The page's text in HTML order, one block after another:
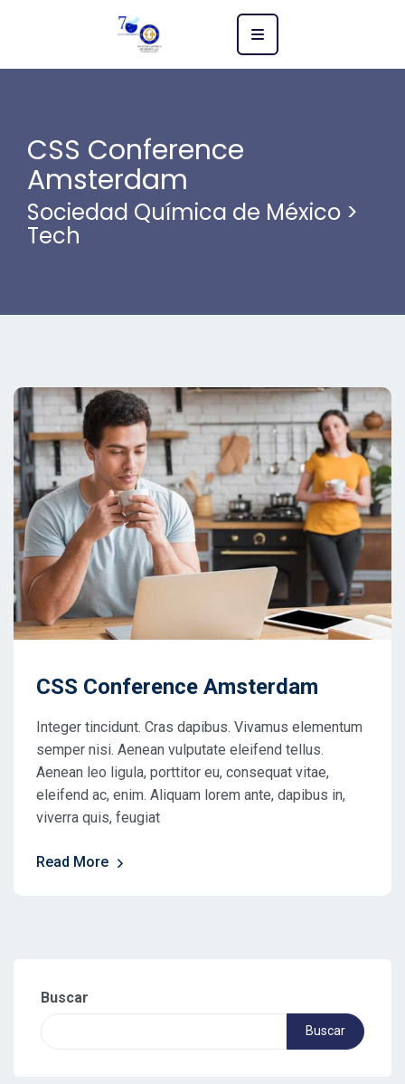
CSS Conference
Amsterdam
Sociedad Química de México >
Tech
CSS Conference Amsterdam
Integer tincidunt. Cras dapibus. Vivamus elementum
semper nisi. Aenean vulputate eleifend tellus.
Aenean leo ligula, porttitor eu, consequat vitae,
eleifend ac, enim. Aliquam lorem ante, dapibus in,
viverra quis, feugiat
Read More
Buscar
Buscar